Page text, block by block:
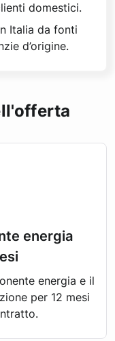
domestici.
Italia da fonti
d’origine.
energia
energia e il
per 12 mesi